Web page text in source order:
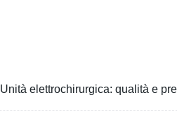
Unità elettrochirurgica: qualità e